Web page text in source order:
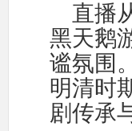
直播
黑天鹅
谧氛围
明清时
剧传承